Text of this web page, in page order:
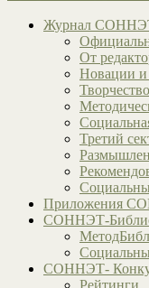
Журнал
От
Новации и
Творчество
Третий
Приложения
СОННЭТ-
СОННЭТ-
Рейтинги